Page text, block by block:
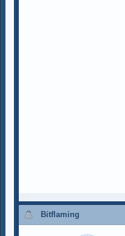
Bitflaming